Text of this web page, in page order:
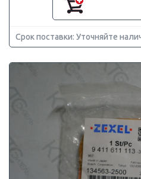
Срок поставки: Уточняйте